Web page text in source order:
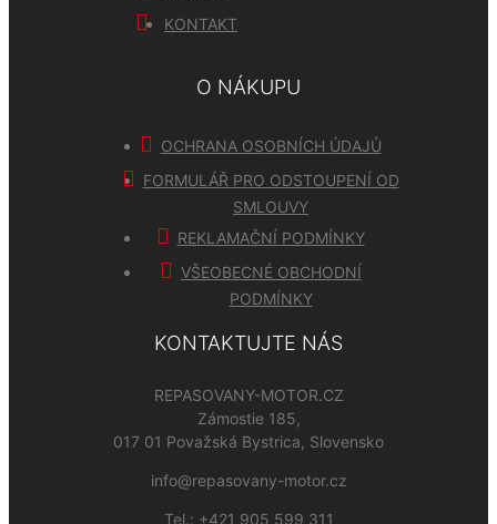
KONTAKT
O NÁKUPU
OCHRANA OSOBNÍCH ÚDAJŮ
FORMULÁŘ PRO ODSTOUPENÍ OD
SMLOUVY
REKLAMAČNÍ PODMÍNKY
VŠEOBECNÉ OBCHODNÍ
PODMÍNKY
KONTAKTUJTE NÁS
REPASOVANY-MOTOR.CZ
Zámostie 185,
017 01 Považská Bystrica, Slovensko
info@repasovany-motor.cz
Tel.: +421 905 599 311